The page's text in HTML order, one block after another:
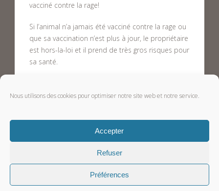
Nous utilisons des cookies pour optimiser notre site web et notre service.
Accepter
Refuser
Préférences
vacciné contre la rage!
Si l’animal n’a jamais été vacciné contre la rage ou
que sa vaccination n’est plus à jour, le propriétaire
est hors-la-loi et il prend de très gros risques pour
sa santé.